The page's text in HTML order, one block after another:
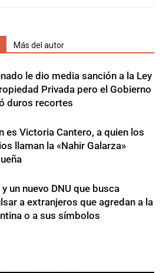
Más del autor
le dio media sanción a la Ley
Privada pero el Gobierno
duros recortes
es Victoria Cantero, a quien los
llaman la «Nahir Galarza»
un nuevo DNU que busca
a extranjeros que agredan a la
o a sus símbolos